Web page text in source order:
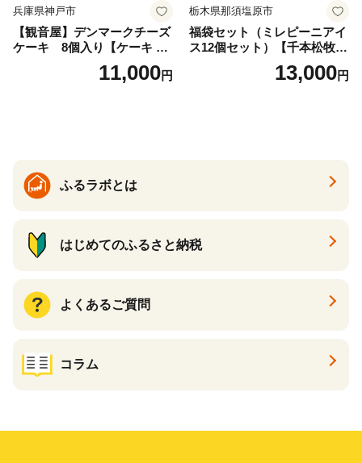
兵庫県神戸市
【観音屋】デンマークチーズ
ケーキ 8個入り【ケーキ チ
ーズケーキ 人気スイーツ お
すすめスイーツ 神戸スイー
11,000円
栃木県那須塩原市
福袋セット（ミレピーニアイ
ス12個セット）【千本松牧
場】 ns025-014-12 【デザー
ト 詰め合わせ ギフト】
13,000円
ふるラボとは
はじめてのふるさと納税
よくあるご質問
コラム